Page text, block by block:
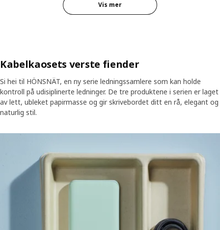
Vis mer
Kabelkaosets verste fiender
Si hei til HÖNSNÄT, en ny serie ledningssamlere som kan holde
kontroll på udisiplinerte ledninger. De tre produktene i serien er laget
av lett, ubleket papirmasse og gir skrivebordet ditt en rå, elegant og
naturlig stil.